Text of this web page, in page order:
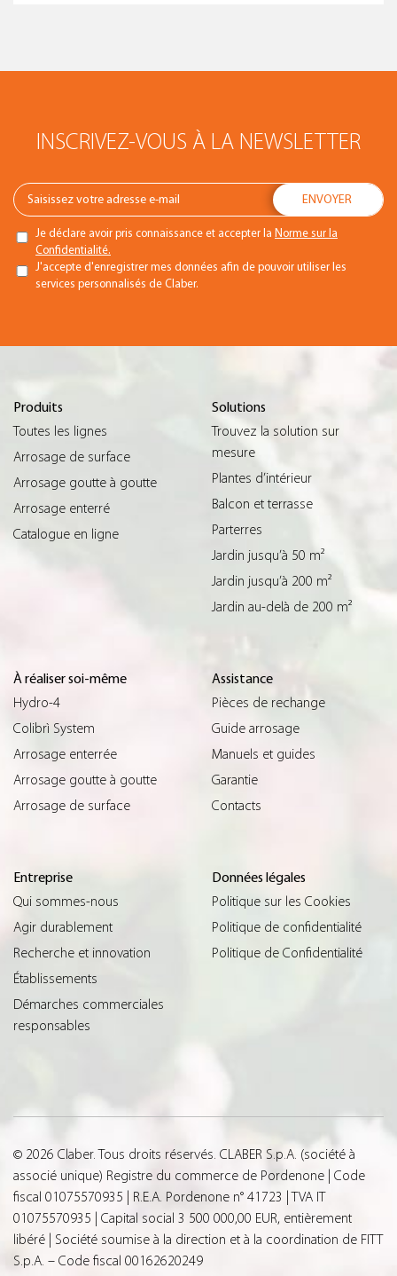
INSCRIVEZ-VOUS À LA NEWSLETTER
Je déclare avoir pris connaissance et accepter la Norme sur la
Confidentialité.
J'accepte d'enregistrer mes données afin de pouvoir utiliser les
services personnalisés de Claber.
Produits
Toutes les lignes
Arrosage de surface
Arrosage goutte à goutte
Arrosage enterré
Catalogue en ligne
Solutions
Trouvez la solution sur
mesure
Plantes d’intérieur
Balcon et terrasse
Parterres
Jardin jusqu’à 50 m²
Jardin jusqu’à 200 m²
Jardin au-delà de 200 m²
À réaliser soi-même
Hydro-4
Colibrì System
Arrosage enterrée
Arrosage goutte à goutte
Arrosage de surface
Assistance
Pièces de rechange
Guide arrosage
Manuels et guides
Garantie
Contacts
Entreprise
Qui sommes-nous
Agir durablement
Recherche et innovation
Établissements
Démarches commerciales
responsables
Données légales
Politique sur les Cookies
Politique de confidentialité
Politique de Confidentialité
© 2026 Claber. Tous droits réservés. CLABER S.p.A. (société à
associé unique) Registre du commerce de Pordenone | Code
fiscal 01075570935 | R.E.A. Pordenone n° 41723 | TVA IT
01075570935 | Capital social 3 500 000,00 EUR, entièrement
libéré | Société soumise à la direction et à la coordination de FITT
S.p.A. – Code fiscal 00162620249